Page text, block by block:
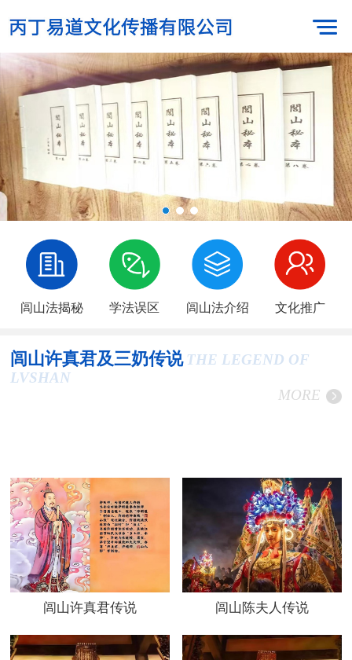
闾山法揭秘 学法误区 闾山法介绍 文化推广
闾山许真君及三奶传说 THE LEGEND OF
LVSHAN
MORE
闾山许真君传说 闾山陈夫人传说